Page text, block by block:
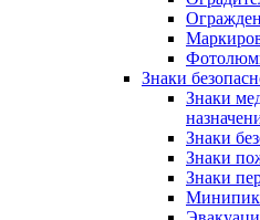
Знаки
Знаки
Знаки
Знаки
Знаки